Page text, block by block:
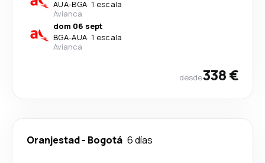
AUA-BGA· 1 escala
Avianca
dom 06 sept
BGA-AUA· 1 escala
Avianca
desde338 €
Oranjestad- Bogotá 6 días